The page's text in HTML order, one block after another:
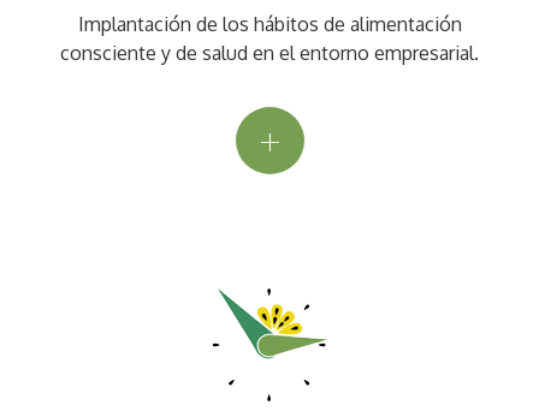
Implantación de los hábitos de alimentación
consciente y de salud en el entorno empresarial.
+